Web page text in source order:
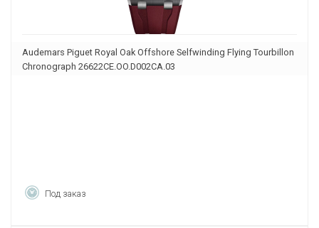
Audemars Piguet Royal Oak Offshore Selfwinding Flying Tourbillon
Chronograph 26622CE.OO.D002CA.03
Под заказ